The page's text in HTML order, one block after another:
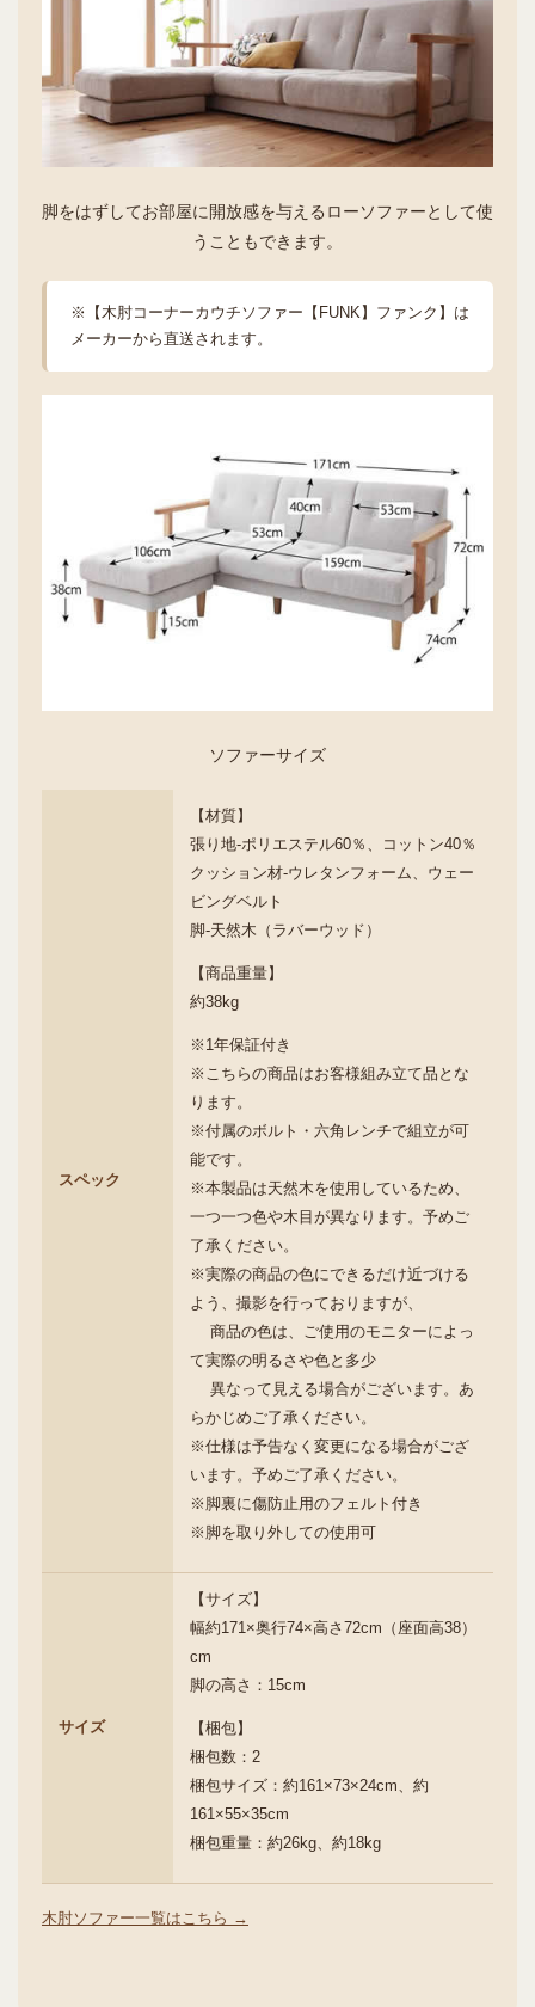
脚をはずしてお部屋に開放感を与えるローソファーとして使
うこともできます。
※【木肘コーナーカウチソファー【FUNK】ファンク】は
メーカーから直送されます。
ソファーサイズ
スペック
【材質】
張り地-ポリエステル60％、コットン40％
クッション材-ウレタンフォーム、ウェー
ビングベルト
脚-天然木（ラバーウッド）
【商品重量】
約38kg
※1年保証付き
※こちらの商品はお客様組み立て品とな
ります。
※付属のボルト・六角レンチで組立が可
能です。
※本製品は天然木を使用しているため、
一つ一つ色や木目が異なります。予めご
了承ください。
※実際の商品の色にできるだけ近づける
よう、撮影を行っておりますが、
商品の色は、ご使用のモニターによっ
て実際の明るさや色と多少
異なって見える場合がございます。あ
らかじめご了承ください。
※仕様は予告なく変更になる場合がござ
います。予めご了承ください。
※脚裏に傷防止用のフェルト付き
※脚を取り外しての使用可
サイズ
【サイズ】
幅約171×奥行74×高さ72cm（座面高38）
cm
脚の高さ：15cm
【梱包】
梱包数：2
梱包サイズ：約161×73×24cm、約
161×55×35cm
梱包重量：約26kg、約18kg
木肘ソファー一覧はこちら →